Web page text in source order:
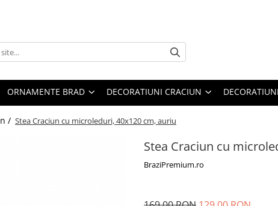
ORNAMENTE BRAD DECORATIUNI CRACIUN
/ Stea Craciun cu microleduri, 40x120 cm, auriu
Stea Craciun cu
BraziPremium.ro